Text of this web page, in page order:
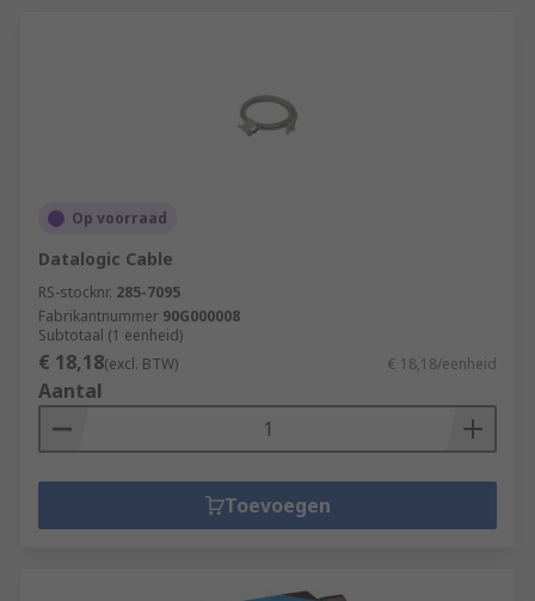
Op voorraad
Datalogic Cable
RS-stocknr. 285-7095
Fabrikantnummer 90G000008
Subtotaal (1 eenheid)
€ 18,18(excl. BTW) € 18,18/eenheid
Aantal
Toevoegen